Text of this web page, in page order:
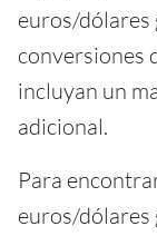
euros/dólares
conversiones
incluyan un
adicional.
Para
euros/dólares